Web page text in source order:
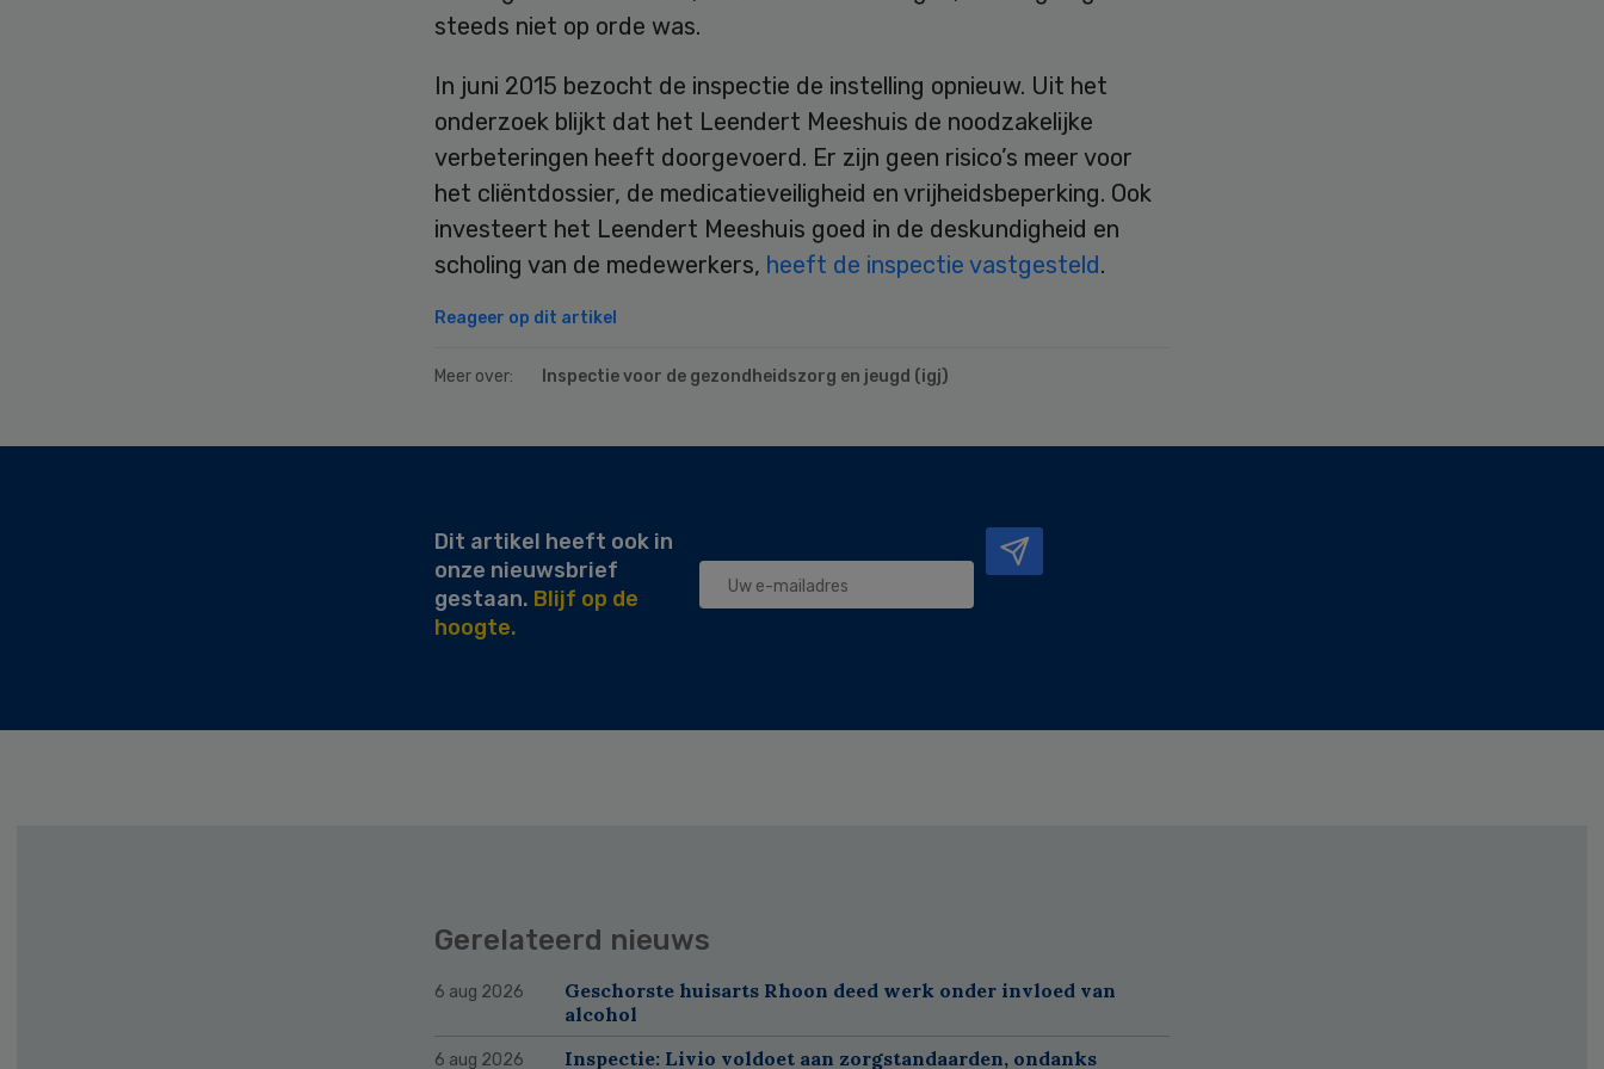
steeds niet op orde was.
In juni 2015 bezocht de inspectie de instelling opnieuw. Uit het
onderzoek blijkt dat het Leendert Meeshuis de noodzakelijke
verbeteringen heeft doorgevoerd. Er zijn geen risico’s meer voor
het cliëntdossier, de medicatieveiligheid en vrijheidsbeperking. Ook
investeert het Leendert Meeshuis goed in de deskundigheid en
scholing van de medewerkers, heeft de inspectie vastgesteld.
Reageer op dit artikel
Meer over: Inspectie voor de gezondheidszorg en jeugd (igj)
Dit artikel heeft ook in
onze nieuwsbrief
gestaan. Blijf op de
hoogte.
Gerelateerd nieuws
6 aug 2026
Geschorste huisarts Rhoon deed werk onder invloed van
alcohol
6 aug 2026 Inspectie: Livio voldoet aan zorgstandaarden, ondanks